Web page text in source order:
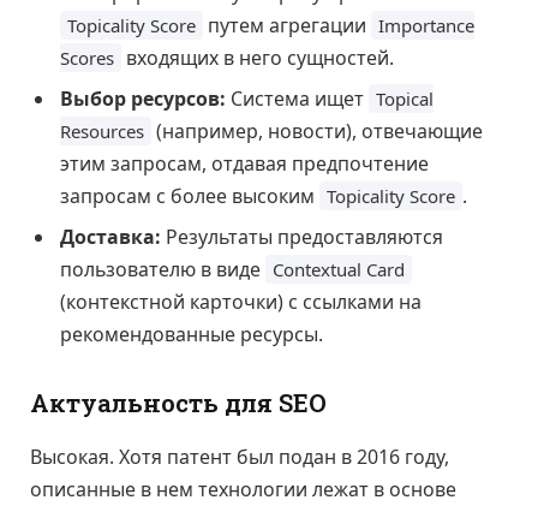
Topicality Score путем агрегации Importance
Scores входящих в него сущностей.
Выбор ресурсов: Система ищет Topical
Resources (например, новости), отвечающие
этим запросам, отдавая предпочтение
запросам с более высоким Topicality Score .
Доставка: Результаты предоставляются
пользователю в виде Contextual Card
(контекстной карточки) с ссылками на
рекомендованные ресурсы.
Актуальность для SEO
Высокая. Хотя патент был подан в 2016 году,
описанные в нем технологии лежат в основе